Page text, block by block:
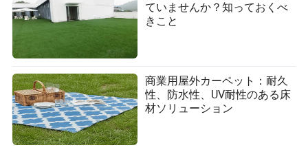
早期に家のルールを確立する：
立ち入り禁止区域を指定する
家具への飛びつき、噛みつき、引っかきを防ぐ
おもちゃやおやつで望ましくない行動をリダイレク
トする
必要に応じてベビーゲート、爪とぎポスト、忌避スプレ
ーを使用する。
ていませんか？知っておくべ
きこと
商業用屋外カーペット：耐久
性、防水性、UV耐性のある床
材ソリューション